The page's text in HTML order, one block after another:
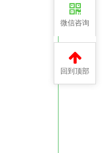
微信咨询
回到顶部